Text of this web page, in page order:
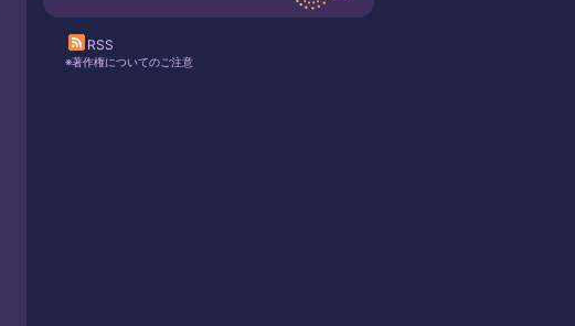
RSS
※著作権についてのご注意